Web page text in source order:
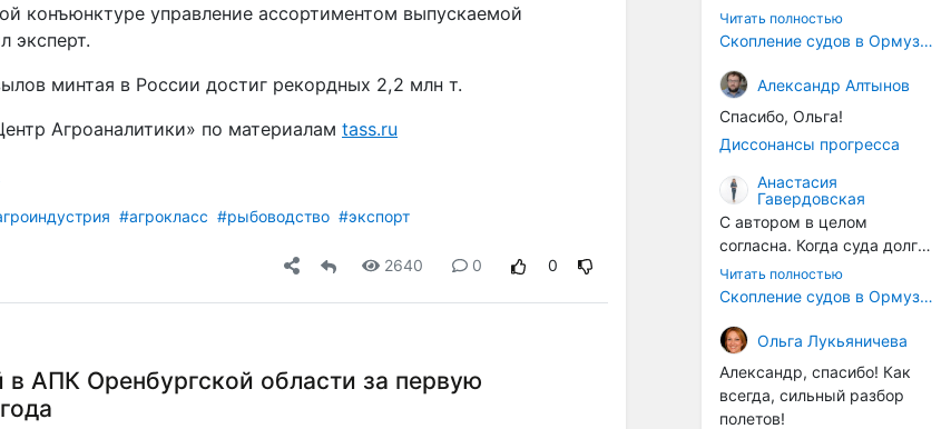
конъюнктуре управление ассортиментом выпускаемой
эксперт.
минтая в России достиг рекордных 2,2 млн т.
Агроаналитики» по материалам tass.ru
#агрокласс #рыбоводство #экспорт
2640 0 0
в АПК Оренбургской области за первую
Морские организмы всегда
накапливаются на судах.
на чистку от тех самых
организмов. И год за
годом, век за веком суда
разносят эти самые
организмы по пути
следования.
Читать полностью
Скопление судов в Ормузском проливе грозит катастрофическим распространением инвазивных видов
Александр Алтынов
Спасибо, Ольга!
Диссонансы прогресса
Анастасия
Гавердовская
С автором в целом
согласна. Когда суда долго
стоят в теплой воде, на их
корпусах активно
организмы, и потом они
могут быть перенесены в
другие регионы. Поэтому
проблема вполне реальная
Читать полностью
Скопление судов в Ормузском проливе грозит катастрофическим распространением инвазивных видов
Ольга Лукьяничева
Александр, спасибо! Как
всегда, сильный разбор
полетов!